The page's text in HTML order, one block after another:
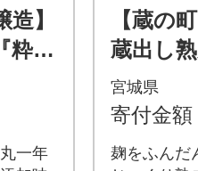
】
粋』
中
一年
【蔵の
蔵出し
加・国
宮城県
寄付金額
麹をふんだ